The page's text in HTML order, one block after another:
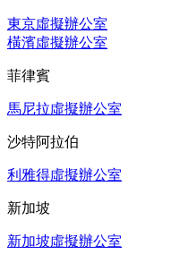
東京虛擬辦公室
橫濱虛擬辦公室
菲律賓
馬尼拉虛擬辦公室
沙特阿拉伯
利雅得虛擬辦公室
新加坡
新加坡虛擬辦公室